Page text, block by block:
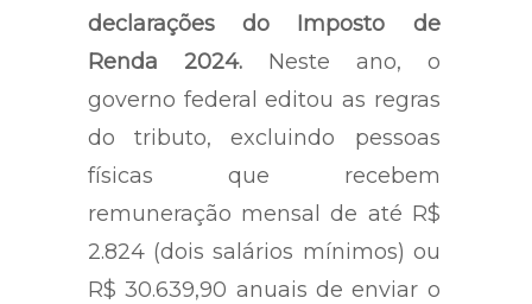
declarações do Imposto de
Renda 2024.Neste ano, o
governo federal editou as regras
do tributo, excluindo pessoas
físicas que recebem
remuneração mensal de até R$
2.824 (dois salários mínimos) ou
R$ 30.639,90 anuais de enviar o